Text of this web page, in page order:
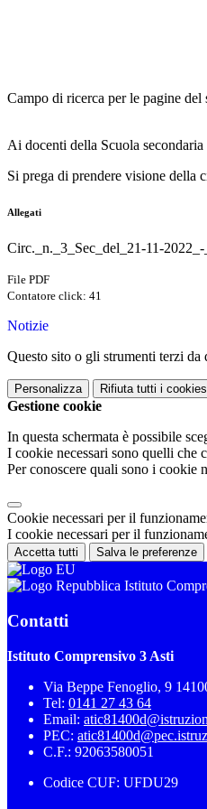
Campo di ricerca per le pagine del
Ai docenti della Scuola
Si prega di prendere visione della
Allegati
Circ._n._3_Sec_del_21-11-
File PDF
Contatore click: 41
Notizie
Questo sito o gli strumenti terzi
Personalizza Rifiuta tutti i cookies
Gestione cookie
In questa schermata è possibile
I cookie necessari sono quelli che
Per conoscere quali sono i cookie
Cookie necessari per il
I cookie necessari per il
Accetta tutti Salva le preferenze
Istituto
Contatti
Istituto Comprensivo 3 Asti
Via Beppe Fenoglio, 9
Tel: 0141 27 43 64
Email:
PEC:
C.F.: 92063580051
Codice CUF: UFDU29